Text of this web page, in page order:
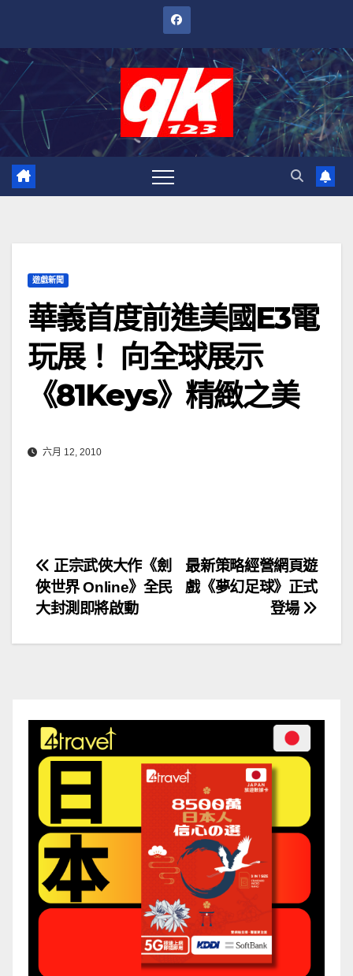
內
遊戲新聞
華義首度前進美國E3電
玩展！ 向全球展示
《81Keys》精緻之美
六月 12, 2010
文
章
導
最新策略經營網頁遊
戲《夢幻足球》正式
登場
正宗武俠大作《劍
俠世界 Online》全民
大封測即將啟動